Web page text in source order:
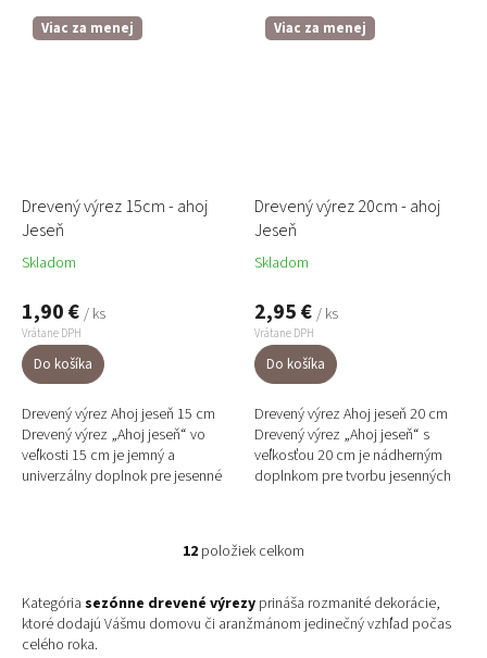
Viac za menej
Drevený výrez 15cm - ahoj
Jeseň
Skladom
1,90 € / ks
Vrátane DPH
Do košíka
Drevený výrez Ahoj jeseň 15 cm
Drevený výrez „Ahoj jeseň“ vo
veľkosti 15 cm je jemný a
univerzálny doplnok pre jesenné
Viac za menej
Drevený výrez 20cm - ahoj
Jeseň
Skladom
2,95 € / ks
Vrátane DPH
Do košíka
Drevený výrez Ahoj jeseň 20 cm
Drevený výrez „Ahoj jeseň“ s
veľkosťou 20 cm je nádherným
doplnkom pre tvorbu jesenných
O
l
á
12 položiek celkom
Kategória sezónne drevené výrezy prináša rozmanité dekorácie,
ktoré dodajú Vášmu domovu či aranžmánom jedinečný vzhľad počas
celého roka.